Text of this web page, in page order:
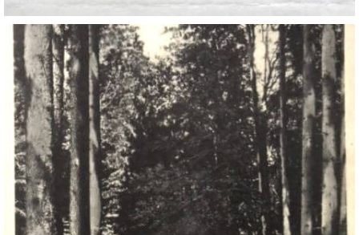
DŮL NA SLÍDU (NA KOLE)
Kontakt:
tel. 773 916 275
info@domdej.cz
--------------------------------------------------------------
Tento projekt je realizován za finanční podpory
města Domažlice.